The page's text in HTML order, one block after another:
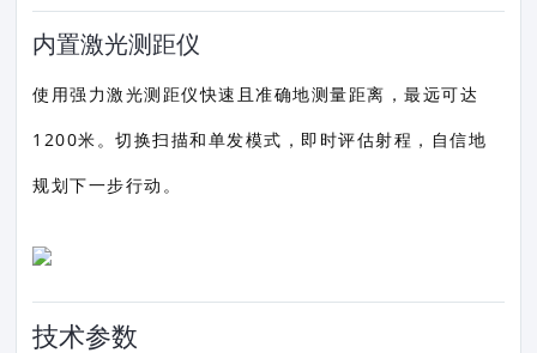
内置激光测距仪
使用强力激光测距仪快速且准确地测量距离，最远可达
1200米。切换扫描和单发模式，即时评估射程，自信地
规划下一步行动。
技术参数